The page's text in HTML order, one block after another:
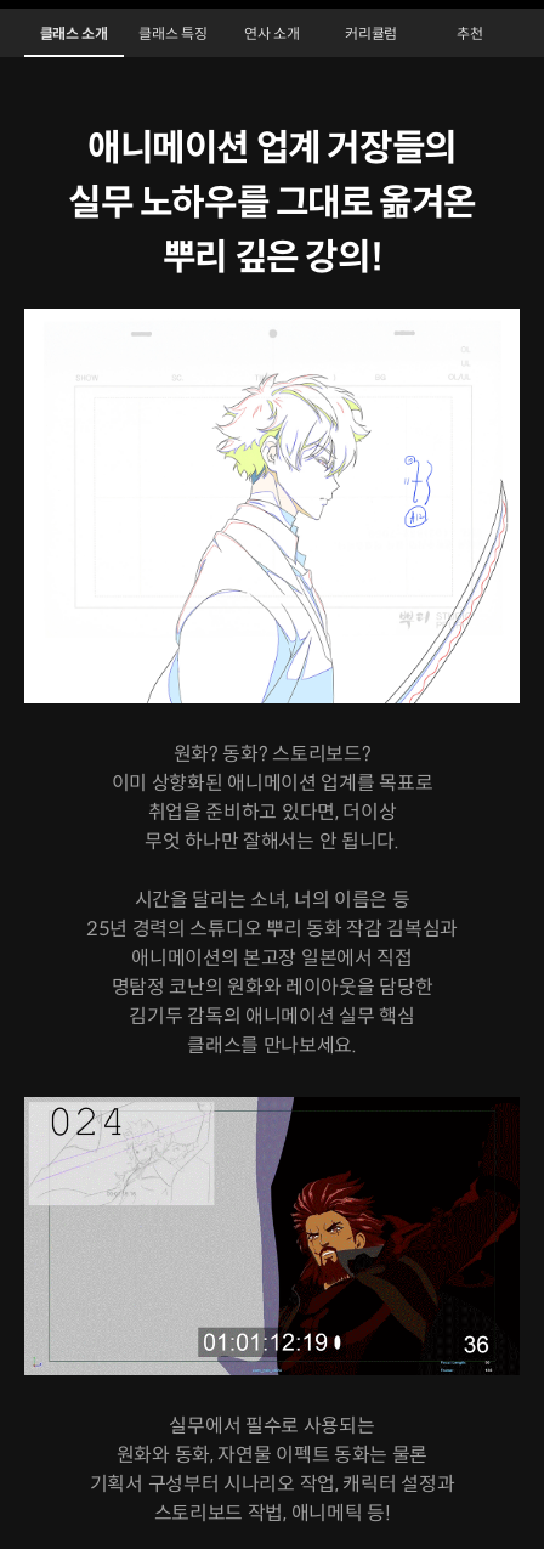
애니메이션 실무 핵심, 스토리보드&동화 Class - 김복심, 김기두
Configuration Information Shortcuts
클래스 소개 클래스 특징 연사 소개 커리큘럼 추천
애니메이션 업계 거장들의
실무 노하우를 그대로 옮겨온
뿌리 깊은 강의!
원화? 동화? 스토리보드?
이미 상향화된 애니메이션 업계를 목표로
취업을 준비하고 있다면, 더이상
무엇 하나만 잘해서는 안 됩니다.
시간을 달리는 소녀, 너의 이름은 등
25년 경력의 스튜디오 뿌리 동화 작감 김복심과
애니메이션의 본고장 일본에서 직접
명탐정 코난의 원화와 레이아웃을 담당한
김기두 감독의 애니메이션 실무 핵심
클래스를 만나보세요.
실무에서 필수로 사용되는
원화와 동화, 자연물 이펙트 동화는 물론
기획서 구성부터 시나리오 작업, 캐릭터 설정과
스토리보드 작법, 애니메틱 등!